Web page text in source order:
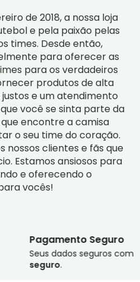
de 2018, a nossa loja
e pela paixão pelas
times. Desde então,
para oferecer as
para os verdadeiros
produtos de alta
e um atendimento
você se sinta parte da
encontre a camisa
o seu time do coração.
nossos clientes e fãs que
Estamos ansiosos para
e oferecendo o
vocês!
com pagamento100%